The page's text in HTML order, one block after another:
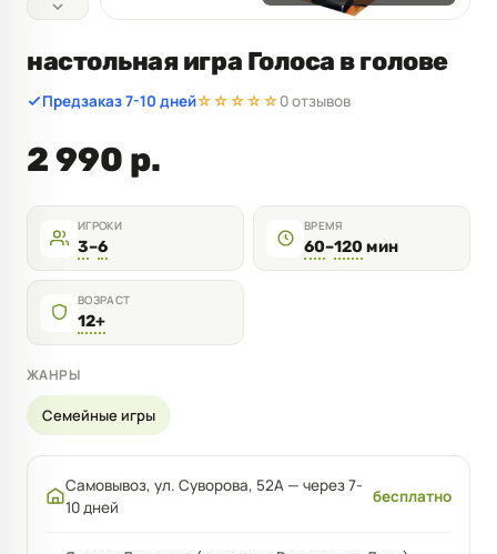
настольная игра Голоса в голове
Предзаказ 7-10 дней☆☆☆☆☆0 отзывов
2 990 р.
ИГРОКИ
3–6
ВРЕМЯ
60–120 мин
ВОЗРАСТ
12+
ЖАНРЫ
Семейные игры
Самовывоз, ул. Суворова, 52А — через 7-
10 дней
бесплатно